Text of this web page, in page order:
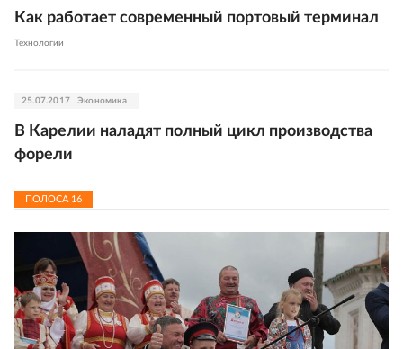
Как работает современный портовый терминал
Технологии
25.07.2017 Экономика
В Карелии наладят полный цикл производства
форели
ПОЛОСА 16